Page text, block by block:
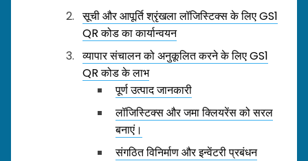
सूची और आपूर्ति श्रृंखला लॉजिस्टिक्स के लिए GS1
QR कोड का कार्यान्वयन
व्यापार संचालन को अनुकूलित करने के लिए GS1
QR कोड के लाभ
पूर्ण उत्पाद जानकारी
लॉजिस्टिक्स और जमा क्लियरेंस को सरल
बनाएं।
संगठित विनिर्माण और इन्वेंटरी प्रबंधन